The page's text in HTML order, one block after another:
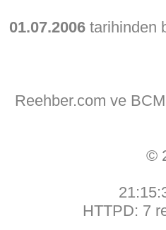
01.07.2006tarihinden
Reehber.com ve
©
HTTPD: 7